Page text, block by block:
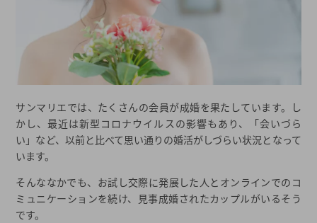
サンマリエでは、たくさんの会員が成婚を果たしています。し
かし、最近は新型コロナウイルスの影響もあり、「会いづら
い」など、以前と比べて思い通りの婚活がしづらい状況となって
います。
そんななかでも、お試し交際に発展した人とオンラインでのコ
ミュニケーションを続け、見事成婚されたカップルがいるそう
です。